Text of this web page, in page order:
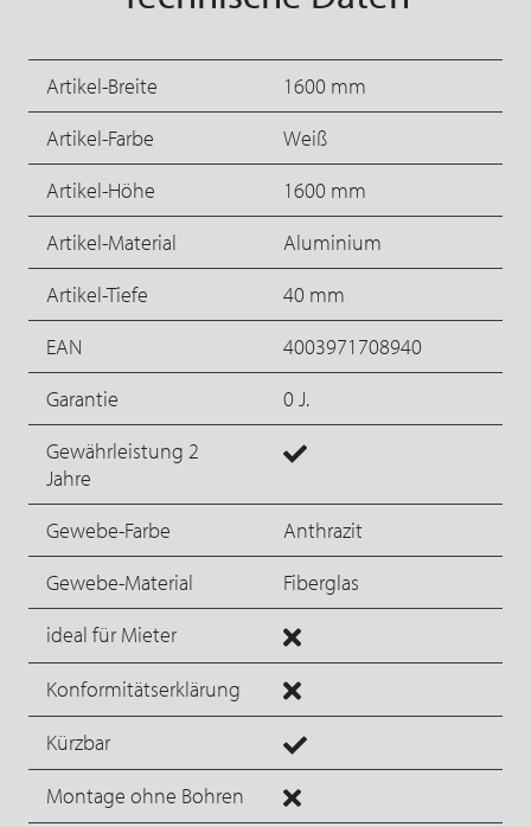
Artikel-Breite
1600 mm
Artikel-Farbe
Weiß
Artikel-Höhe
1600 mm
Artikel-Material
Aluminium
Artikel-Tiefe
40 mm
EAN
4003971708940
Garantie
0 J.
Gewährleistung 2
Jahre
Gewebe-Farbe
Anthrazit
Gewebe-Material
Fiberglas
ideal für Mieter
Konformitätserklärung
Kürzbar
Montage ohne Bohren